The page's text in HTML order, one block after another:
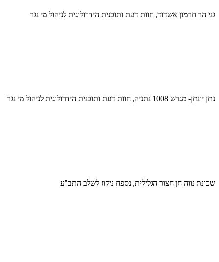
גני הר חרמון אשדוד, חוות דעת ותוכנית הידרולוגית לניהול מי נגר
נתן יונתן- מגרש 1008 נתניה, חוות דעת ותוכנית הידרולוגית לניהול מי נגר
שכונת נווה חן חצור הגלילית, נספח ניקוז לשלב התב"ע